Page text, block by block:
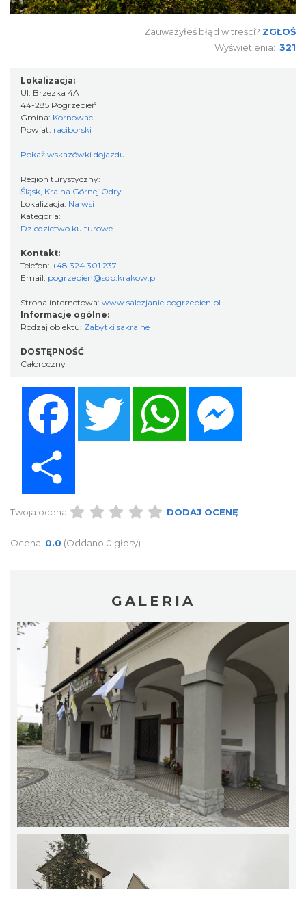
Zauważyłeś błąd w treści? ZGŁOŚ
Wyświetlenia: 321
Lokalizacja:
Ul. Brzezka 4A
44-285 Pogrzebień
Gmina: Kornowac
Powiat: raciborski
Pokaż wskazówki dojazdu
Region turystyczny:
Śląsk, Kraina Górnej Odry
Lokalizacja: Na wsi
Kategoria:
Dziedzictwo kulturowe
Kontakt:
Telefon: +48 324 301 237
Email: pogrzebien@sdb.krakow.pl
Strona internetowa: www.salezjanie.pogrzebien.pl
Informacje ogólne:
Rodzaj obiektu: Zabytki sakralne
DOSTĘPNOŚĆ
Całoroczny
Twitter WhatsApp
Twoja ocena: DODAJ OCENĘ
Ocena: 0.0 (Oddano 0 głosy)
GALERIA